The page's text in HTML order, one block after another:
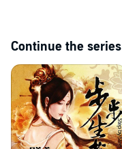
Continue the series